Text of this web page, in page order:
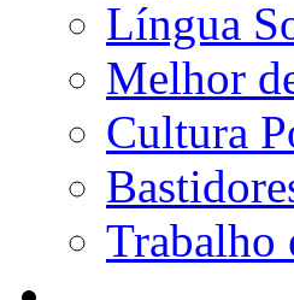
Língua
Melhor
Cultura
Trabalho